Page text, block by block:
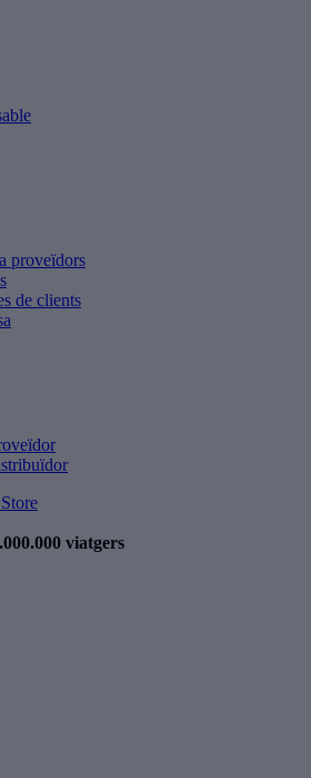
proveïdors
de clients
viatgers